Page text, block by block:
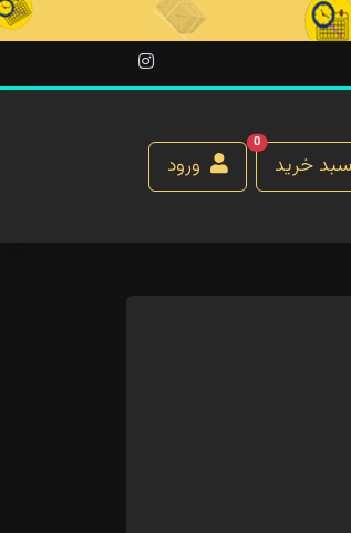
سبد خرید
0
ورود